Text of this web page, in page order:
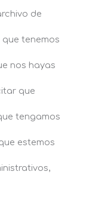
de
tenemos
nos hayas
que
tengamos
estemos